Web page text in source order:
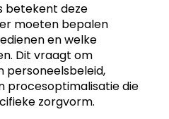
betekent deze
moeten bepalen
en welke
Dit vraagt om
personeelsbeleid,
procesoptimalisatie die
zorgvorm.